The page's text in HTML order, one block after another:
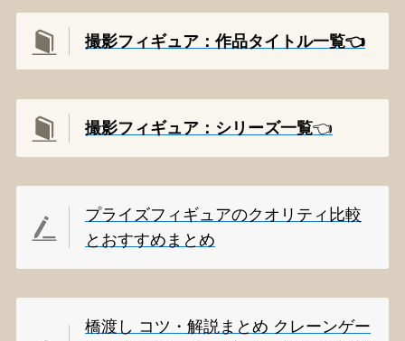
撮影フィギュア：作品タイトル一覧👈️
撮影フィギュア：シリーズ一覧👈️
プライズフィギュアのクオリティ比較
とおすすめまとめ
橋渡し コツ・解説まとめ クレーンゲー